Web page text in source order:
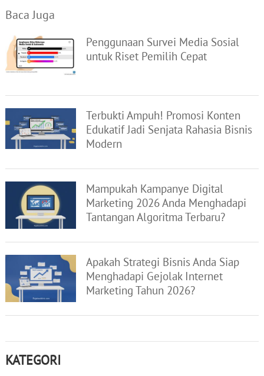
Baca Juga
Penggunaan Survei Media Sosial
untuk Riset Pemilih Cepat
Terbukti Ampuh! Promosi Konten
Edukatif Jadi Senjata Rahasia Bisnis
Modern
Mampukah Kampanye Digital
Marketing 2026 Anda Menghadapi
Tantangan Algoritma Terbaru?
Apakah Strategi Bisnis Anda Siap
Menghadapi Gejolak Internet
Marketing Tahun 2026?
KATEGORI